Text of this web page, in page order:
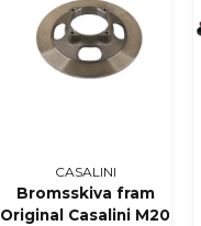
CASALINI
Bromsskiva fram
Original Casalini M20